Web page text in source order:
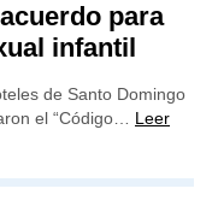
para
infantil
de Santo Domingo
el “Código… Leer